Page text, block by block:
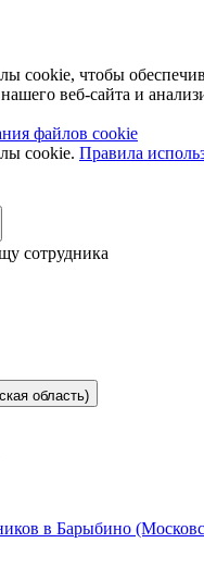
cookie, чтобы
веб-сайта и
файлов cookie
cookie. Правила
сотрудника
область)
в Барыбино